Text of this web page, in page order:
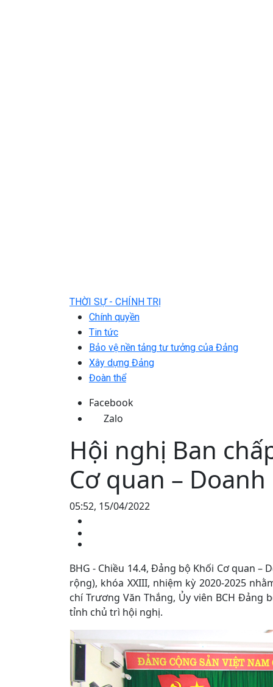
THỜI SỰ - CHÍNH TRỊ
Chính quyền
Tin tức
Bảo vệ nền tảng tư tưởng của Đảng
Xây dựng Đảng
Đoàn thể
Facebook
Zalo
Hội nghị Ban
Cơ quan –
05:52, 15/04/2022
BHG - Chiều 14.4, Đảng bộ Khối Cơ quan
rộng), khóa XXIII, nhiệm kỳ 2020-2025
chí Trương Văn Thắng, Ủy viên BCH
tỉnh chủ trì hội nghị.